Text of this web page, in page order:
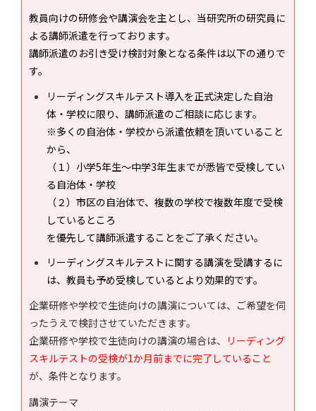
教員向けの研修会や講演会を主とし、当研究所の研究員に
よる講師派遣を行っております。
講師派遣のお引き受け検討対象となる条件は以下の通りで
す。
リーディングスキルテスト導入を正式決定した自治
体・学校に限り、講師派遣のご相談に応じます。
※多くの自治体・学校から派遣依頼を頂いていること
から、
（１）小学5年生～中学3年生までが悉皆で受検してい
る自治体・学校
（２）市区の自治体で、複数の学校で複数年度で受検
しているところ
を優先して講師派遣することをご了承ください。
リーディングスキルテストに関する講演を受講するに
は、教員も予め受検しているとより効果的です。
企業研修や学校で生徒向けの講演については、ご希望を伺
ったうえで検討させていただきます。
企業研修や学校で生徒向けの講演の場合は、 リーディング
スキルテストの受検が1か月前までに完了していること
が、条件となります。
講演テーマ